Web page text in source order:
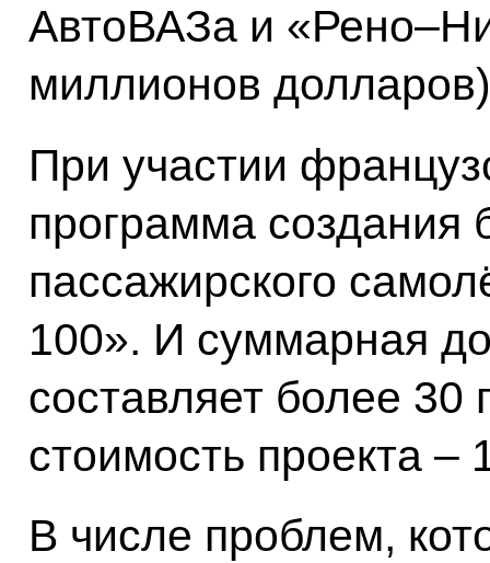
АвтоВАЗа и
миллионов
При участии
программа создания
пассажирского
100». И суммарная
составляет более
стоимость проекта
В числе проблем,